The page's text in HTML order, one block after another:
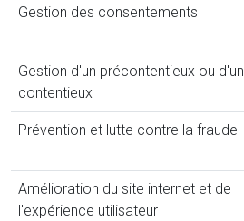
Gestion des consentements
Gestion d'un précontentieux ou d'un
contentieux
Prévention et lutte contre la fraude
Amélioration du site internet et de
l'expérience utilisateur